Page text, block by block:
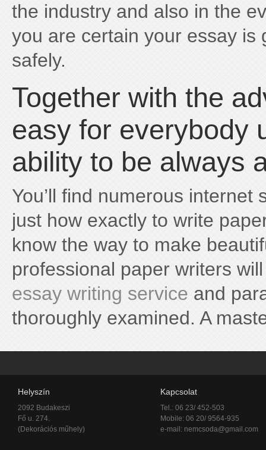
the industry and also in the
you are certain your essay is
safely.
Together with the
easy for everybody
ability to be always
You’ll find numerous
just how exactly to write
know the way to make
professional paper writers
essay writing service and
thoroughly examined. A
Helyszín
2092 Budakeszi
Fő u. 274.
(Dekorációs műhely)
Kapcsolat
Tel.: 06 23/ 452-503
Mobile: 06 20/ 9564-935
e-mail: nemcsoda@gmail.com